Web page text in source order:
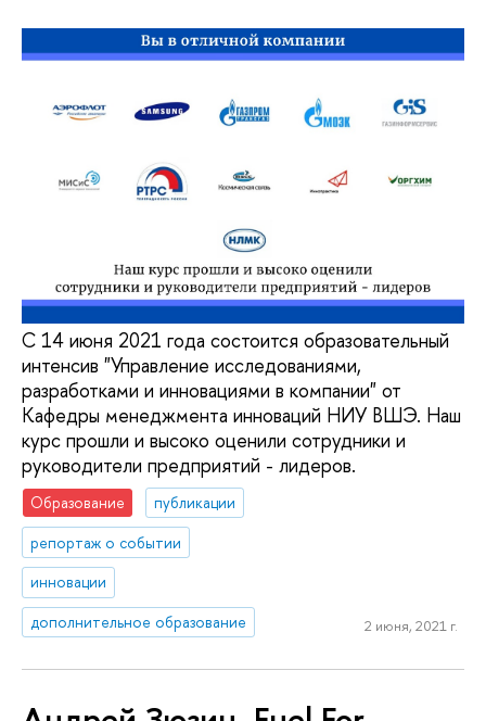
С 14 июня 2021 года состоится образовательный
интенсив "Управление исследованиями,
разработками и инновациями в компании" от
Кафедры менеджмента инноваций НИУ ВШЭ. Наш
курс прошли и высоко оценили сотрудники и
руководители предприятий - лидеров.
Образование
публикации
репортаж о событии
инновации
дополнительное образование
2 июня, 2021 г.